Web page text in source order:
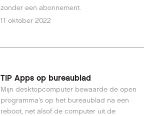
zonder een abonnement.
11 oktober 2022
TIP Apps op bureaublad
Mijn desktopcomputer bewaarde de open
programma’s op het bureaublad na een
reboot, net alsof de computer uit de